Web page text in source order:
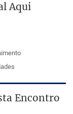
Aqui
Encontro